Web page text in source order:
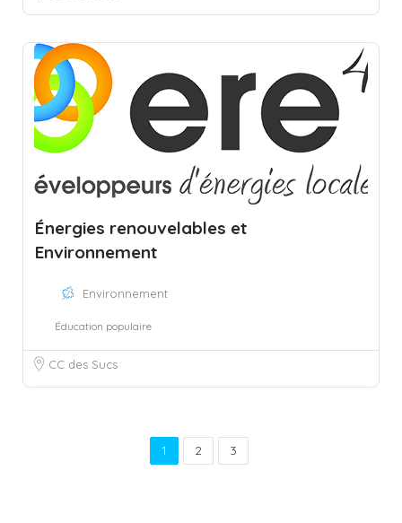
Énergies renouvelables et
Environnement
Environnement
Éducation populaire
CC des Sucs
1 2 3